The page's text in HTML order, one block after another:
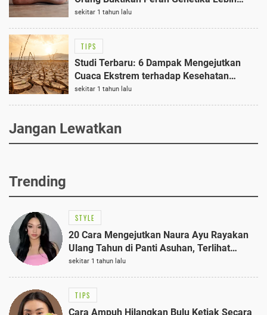
Besar Dibanding Gaya Hidup
sekitar 1 tahun lalu
TIPS
Studi Terbaru: 6 Dampak Mengejutkan
Cuaca Ekstrem terhadap Kesehatan
Reproduksi Remaja di Kenya
sekitar 1 tahun lalu
Jangan Lewatkan
Trending
STYLE
20 Cara Mengejutkan Naura Ayu Rayakan
Ulang Tahun di Panti Asuhan, Terlihat
Anggun dengan Kaftan Cokelat
sekitar 1 tahun lalu
TIPS
Cara Ampuh Hilangkan Bulu Ketiak Secara